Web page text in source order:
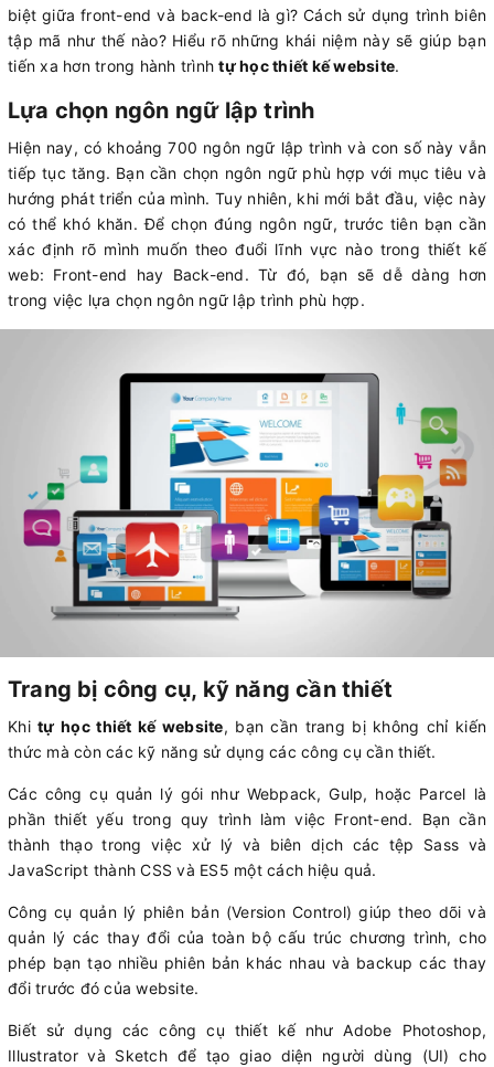
biệt giữa front-end và back-end là gì? Cách sử dụng trình biên
tập mã như thế nào? Hiểu rõ những khái niệm này sẽ giúp bạn
tiến xa hơn trong hành trìnhtự học thiết kế website.
Lựa chọn ngôn ngữ lập trình
Hiện nay, có khoảng 700 ngôn ngữ lập trình và con số này vẫn
tiếp tục tăng. Bạn cần chọn ngôn ngữ phù hợp với mục tiêu và
hướng phát triển của mình. Tuy nhiên, khi mới bắt đầu, việc này
có thể khó khăn. Để chọn đúng ngôn ngữ, trước tiên bạn cần
xác định rõ mình muốn theo đuổi lĩnh vực nào trong thiết kế
web: Front-end hay Back-end. Từ đó, bạn sẽ dễ dàng hơn
trong việc lựa chọn ngôn ngữ lập trình phù hợp.
Trang bị công cụ, kỹ năng cần thiết
Khitự học thiết kế website, bạn cần trang bị không chỉ kiến
thức mà còn các kỹ năng sử dụng các công cụ cần thiết.
Các công cụ quản lý gói như Webpack, Gulp, hoặc Parcel là
phần thiết yếu trong quy trình làm việc Front-end. Bạn cần
thành thạo trong việc xử lý và biên dịch các tệp Sass và
JavaScript thành CSS và ES5 một cách hiệu quả.
Công cụ quản lý phiên bản (Version Control) giúp theo dõi và
quản lý các thay đổi của toàn bộ cấu trúc chương trình, cho
phép bạn tạo nhiều phiên bản khác nhau và backup các thay
đổi trước đó của website.
Biết sử dụng các công cụ thiết kế như Adobe Photoshop,
Illustrator và Sketch để tạo giao diện người dùng (UI) cho